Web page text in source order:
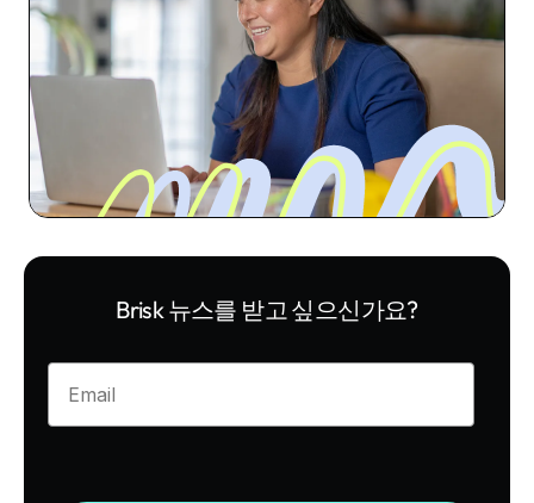
Brisk 뉴스를 받고 싶으신가요?
Enter your email